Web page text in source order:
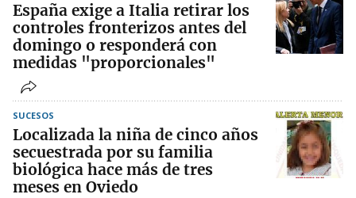
España exige a Italia retirar los
controles fronterizos antes del
domingo o responderá con
medidas "proporcionales"
SUCESOS
Localizada la niña de cinco años
secuestrada por su familia
biológica hace más de tres
meses en Oviedo